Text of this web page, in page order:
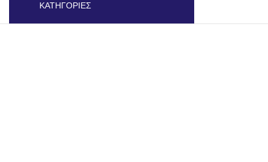
ΚΑΤΗΓΟΡΙΕΣ